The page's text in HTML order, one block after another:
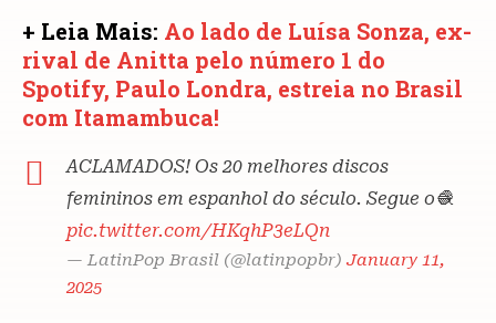
+ Leia Mais: Ao lado de Luísa Sonza, ex-
rival de Anitta pelo número 1 do
Spotify, Paulo Londra, estreia no Brasil
com Itamambuca!
ACLAMADOS! Os 20 melhores discos
femininos em espanhol do século. Segue o🧶
pic.twitter.com/HKqhP3eLQn
— LatinPop Brasil (@latinpopbr) January 11,
2025